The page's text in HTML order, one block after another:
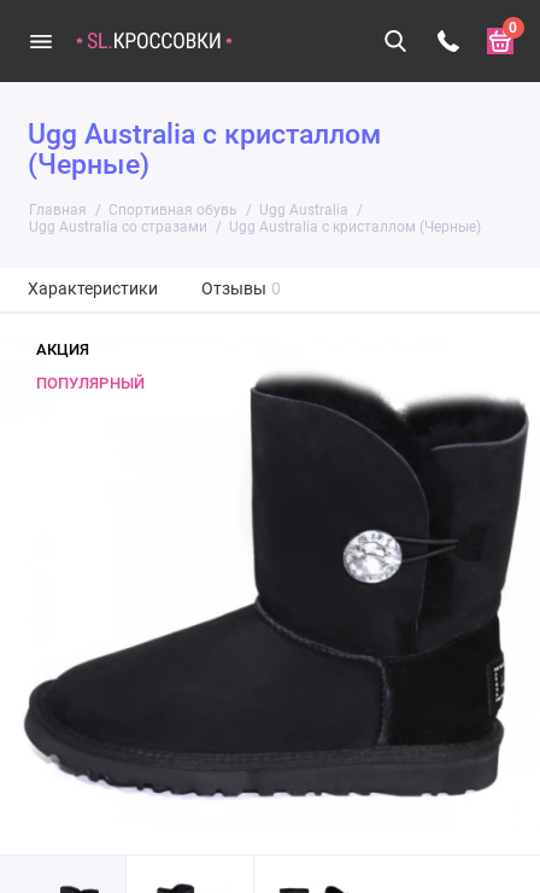
0
Ugg Australia с кристаллом
(Черные)
Главная Спортивная обувь
Ugg Australia
Ugg Australia со стразами
Ugg Australia с кристаллом (Черные)
Характеристики Отзывы 0
АКЦИЯ
ПОПУЛЯРНЫЙ